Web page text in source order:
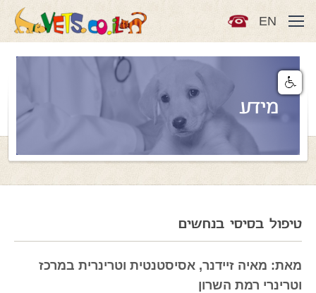
EN
מידע
טיפול בסיסי בנחשים
מאת: מאיה זיידנר, אסיסטנטית וטרינרית במרכז
וטרינרי רמת השרון